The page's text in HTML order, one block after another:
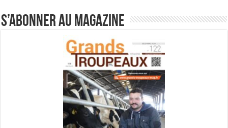
S’abonner au magazine